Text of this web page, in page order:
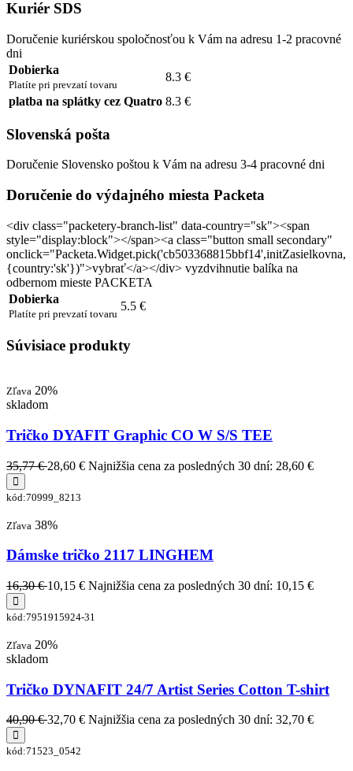
Kuriér SDS
Doručenie kuriérskou spoločnosťou k Vám na adresu 1-2 pracovné
dni
Dobierka
Platíte pri prevzatí tovaru
8.3 €
platba na splátky cez Quatro 8.3 €
Slovenská pošta
Doručenie Slovensko poštou k Vám na adresu 3-4 pracovné dni
Doručenie do výdajného miesta Packeta
<div class="packetery-branch-list" data-country="sk"><span
style="display:block"></span><a class="button small secondary"
onclick="Packeta.Widget.pick('cb503368815bbf14',initZasielkovna,
{country:'sk'})">vybrať</a></div> vyzdvihnutie balíka na
odbernom mieste PACKETA
Dobierka
Platíte pri prevzatí tovaru
5.5 €
Súvisiace produkty
Zľava 20%
skladom
Tričko DYAFIT Graphic CO W S/S TEE
35,77 €28,60 € Najnižšia cena za posledných 30 dní: 28,60 €
kód:70999_8213
Zľava 38%
Dámske tričko 2117 LINGHEM
16,30 €10,15 € Najnižšia cena za posledných 30 dní: 10,15 €
kód:7951915924-31
Zľava 20%
skladom
Tričko DYNAFIT 24/7 Artist Series Cotton T-shirt
40,90 €32,70 € Najnižšia cena za posledných 30 dní: 32,70 €
kód:71523_0542